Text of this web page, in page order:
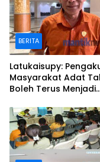
BERITA
Latukaisupy:
Masyarakat Adat
Boleh Terus Menjadi